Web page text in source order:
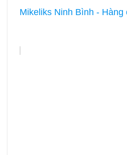
Mikeliks Ninh Bình - Hàng